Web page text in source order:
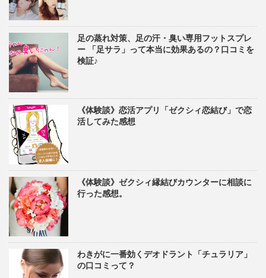
足の蒸れ対策、足の汗・臭い専用フットスプレ
ー 「足サラ」って本当に効果あるの？口コミを
検証♪
《体験談》恋活アプリ「ゼクシィ恋結び」で恋
活してみた感想
《体験談》ゼクシィ縁結びカウンターに相談に
行った感想。
わきがに一番効くデオドラント「チュラリア」
の口コミって？